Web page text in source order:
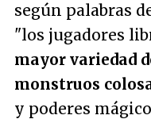
según palabras
"los jugadores
mayor variedad
monstruos
y poderes